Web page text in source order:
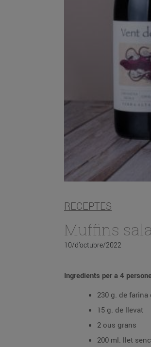
RECEPTES
Muffins
10/d’octubre/2022
Ingredients per a 4
230 g. de farina
15 g. de llevat
2 ous grans
200 ml. llet